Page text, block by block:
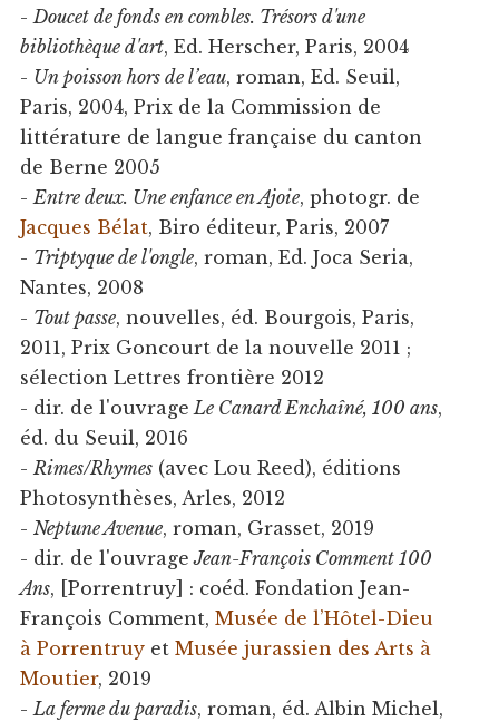
-Doucet de fonds en combles. Trésors d'une
bibliothèque d'art, Ed. Herscher, Paris, 2004
- Un poisson hors de l’eau, roman, Ed. Seuil,
Paris, 2004, Prix de la Commission de
littérature de langue française du canton
de Berne 2005
-Entre deux. Une enfance en Ajoie, photogr. de
Jacques Bélat, Biro éditeur, Paris, 2007
- Triptyque de l'ongle, roman, Ed. Joca Seria,
Nantes, 2008
- Tout passe, nouvelles, éd. Bourgois, Paris,
2011, Prix Goncourt de la nouvelle 2011 ;
sélection Lettres frontière 2012
- dir. de l'ouvrage Le Canard Enchaîné, 100 ans,
éd. du Seuil, 2016
-Rimes/Rhymes(avec Lou Reed), éditions
Photosynthèses, Arles, 2012
- Neptune Avenue, roman, Grasset, 2019
- dir. de l'ouvrage Jean-François Comment 100
Ans, [Porrentruy] : coéd. Fondation Jean-
François Comment, Musée de l’Hôtel-Dieu
à Porrentruyet Musée jurassien des Arts à
Moutier, 2019
-La ferme du paradis, roman, éd. Albin Michel,